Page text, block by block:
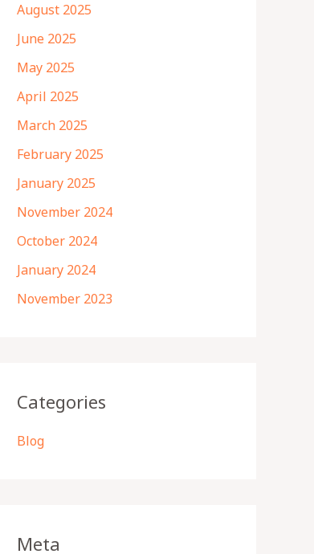
August 2025
June 2025
May 2025
April 2025
March 2025
February 2025
January 2025
November 2024
October 2024
January 2024
November 2023
Categories
Blog
Meta